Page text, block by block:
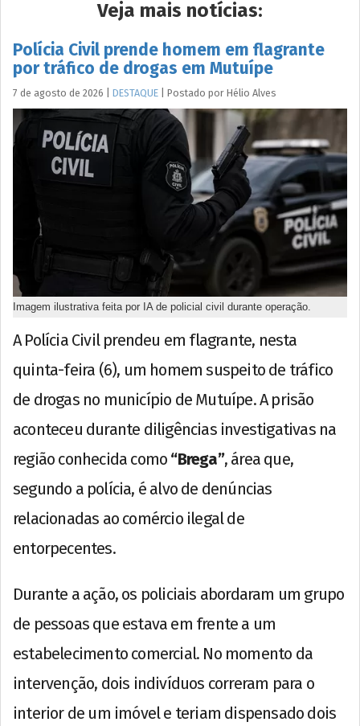
Veja mais notícias:
Polícia Civil prende homem em flagrante
por tráfico de drogas em Mutuípe
7 de agosto de 2026 DESTAQUE Postado por Hélio Alves
Imagem ilustrativa feita por IA de policial civil durante operação.
A Polícia Civil prendeu em flagrante, nesta
quinta-feira (6), um homem suspeito de tráfico
de drogas no município de Mutuípe. A prisão
aconteceu durante diligências investigativas na
região conhecida como “Brega”, área que,
segundo a polícia, é alvo de denúncias
relacionadas ao comércio ilegal de
entorpecentes.
Durante a ação, os policiais abordaram um grupo
de pessoas que estava em frente a um
estabelecimento comercial. No momento da
intervenção, dois indivíduos correram para o
interior de um imóvel e teriam dispensado dois